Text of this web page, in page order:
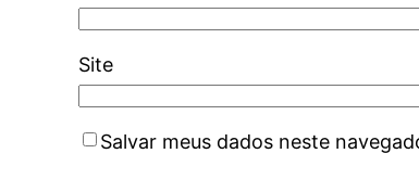
Site
Salvar meus dados neste